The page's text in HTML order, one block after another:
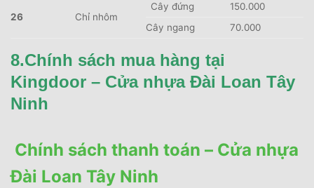
26 Chỉ nhôm
Cây đứng
150.000
Cây ngang
70.000
8.Chính sách mua hàng tại
Kingdoor – Cửa nhựa Đài Loan Tây
Ninh
Chính sách thanh toán – Cửa nhựa
Đài Loan Tây Ninh